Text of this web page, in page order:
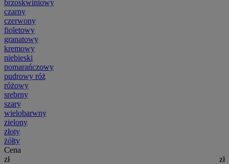
brzoskwiniowy
czarny
czerwony
fioletowy
granatowy
kremowy
niebieski
pomarańczowy
pudrowy róż
różowy
srebrny
szary
wielobarwny
zielony
złoty
żółty
Cena
zł
zł